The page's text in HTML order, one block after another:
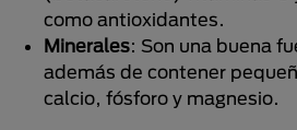
como antioxidantes.
Minerales: Son una buena
además de contener
calcio, fósforo y magnesio.